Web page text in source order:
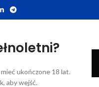
ukończone 18 lat.
aby wejść.
“Vodka”